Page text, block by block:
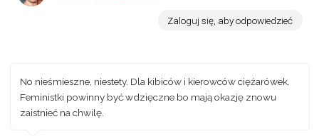
Zaloguj się, aby odpowiedzieć
No nieśmieszne, niestety. Dla kibiców i kierowców ciężarówek.
Feministki powinny być wdzięczne bo mają okazję znowu
zaistnieć na chwilę.